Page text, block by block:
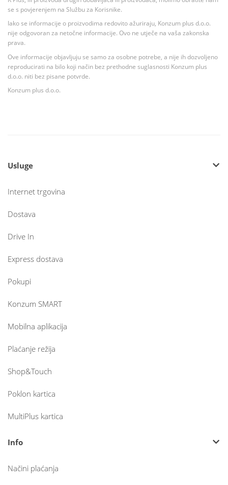
se s povjerenjem na Službu za Korisnike.
Iako se informacije o proizvodima redovito ažuriraju, Konzum plus d.o.o.
nije odgovoran za netočne informacije. Ovo ne utječe na vaša zakonska
prava.
Ove informacije objavljuju se samo za osobne potrebe, a nije ih dozvoljeno
reproducirati na bilo koji način bez prethodne suglasnosti Konzum plus
d.o.o. niti bez pisane potvrde.
Konzum plus d.o.o.
Usluge
Internet trgovina
Dostava
Drive In
Express dostava
Pokupi
Konzum SMART
Mobilna aplikacija
Plaćanje režija
Shop&Touch
Poklon kartica
MultiPlus kartica
Info
Načini plaćanja